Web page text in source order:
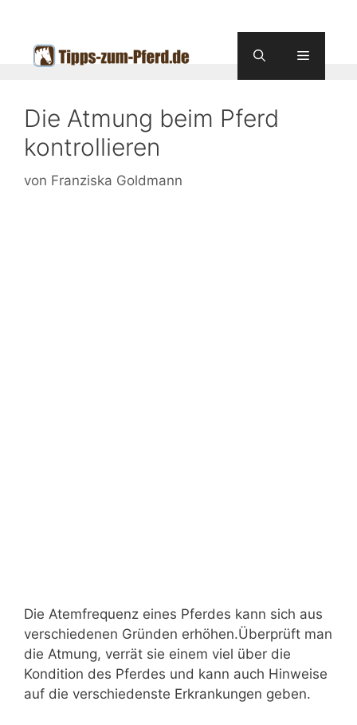
springen
Menü
Die Atmung beim Pferd
kontrollieren
von Franziska Goldmann
Die Atemfrequenz eines Pferdes kann sich aus
verschiedenen Gründen erhöhen.Überprüft man
die Atmung, verrät sie einem viel über die
Kondition des Pferdes und kann auch Hinweise
auf die verschiedenste Erkrankungen geben.